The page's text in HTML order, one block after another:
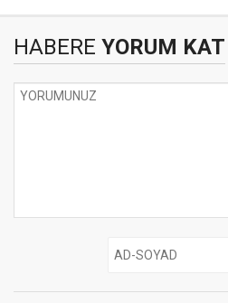
HABERE YORUM KAT